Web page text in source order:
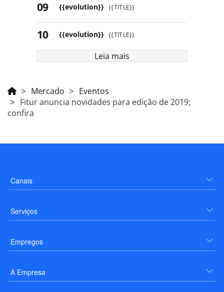
{{evolution}} {{TITLE}}
{{evolution}} {{TITLE}}
Leia mais
Mercado
Eventos
Fitur anuncia novidades para edição de 2019;
confira
Canais
Serviços
Empregos
A Empresa